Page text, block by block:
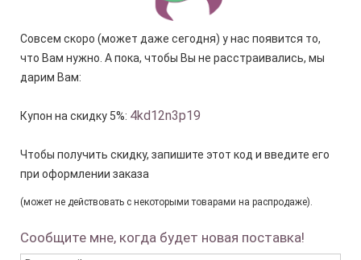
Совсем скоро (может даже сегодня) у нас появится то,
что Вам нужно. А пока, чтобы Вы не расстраивались, мы
дарим Вам:
Купон на скидку 5%: 4kd12n3p19
Чтобы получить скидку, запишите этот код и введите его
при оформлении заказа
(может не действовать с некоторыми товарами на распродаже).
Сообщите мне, когда будет новая поставка!